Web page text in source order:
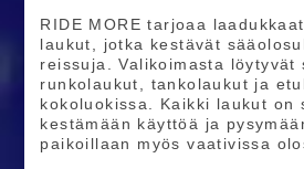
RIDE MORE tarjoaa
laukut, jotka kestävät
reissuja. Valikoimasta löytyvät
runkolaukut, tankolaukut ja
kokoluokissa. Kaikki laukut on
kestämään käyttöä ja
paikoillaan myös vaativissa